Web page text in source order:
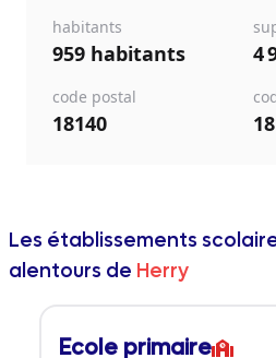
habitants
959 habitants 4
code postal
18140
Les établissements
alentours de Herry
Ecole primaire